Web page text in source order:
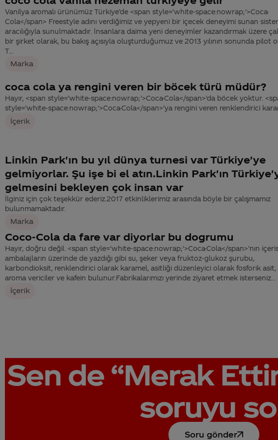
Vanilya aromalı ürünümüz Türkiye’de <span style='white-space:nowrap;'>Coca-
Cola</span> Freestyle adını verdiğimiz ve yepyeni bir içecek deneyimi sunan
aracılığıyla sunulmaktadır. İnsanlara daima yeni deneyimler kazandırmak üzere
bir şirket olarak, bu bakış açısıyla oluşturduğumuz ve 2013 yılının sonunda pilot
T...
Marka
coca cola ya rengini veren bir böcek türü müdür?
Hayır, <span style='white-space:nowrap;'>Coca-Cola</span>'da böcek yoktur.
style='white-space:nowrap;'>Coca-Cola</span>'ya rengini veren renklendirici
İçerik
Linkin Park'ın bu yıl dünya turnesi var Türkiye'ye
gelmiyorlar. Şu işe bi el atın.Linkin Park'ın
gelmesini bekleyen çok insan var
İlginiz için çok teşekkür ederiz.2017 etkinliklerimiz arasında böyle bir çalışmamız
bulunmamaktadır.
Marka
Coco-Cola da fare var diyorlar bu dogrumu
Hayır, doğru değil. <span style='white-space:nowrap;'>Coca-Cola</span>’nın
ambalajların üzerinde de yazdığı gibi su, şeker veya fruktoz-glukoz şurubu,
karbondioksit, renklendirici olarak karamel, asitliği düzenleyici olarak fosforik asit,
aroma vericiler ve kafein bulunur.Fabrikalarımızı yerinde ziyaret etmek isterseniz...
İçerik
Sen de “Merak
soruyu
Soru gönder